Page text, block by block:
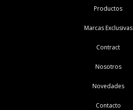
Productos
Marcas Exclusivas
Contract
Nosotros
Novedades
Contacto